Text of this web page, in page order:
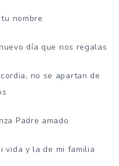
nombre
día que nos regalas
no se apartan de
Padre amado
vida y la de mi familia